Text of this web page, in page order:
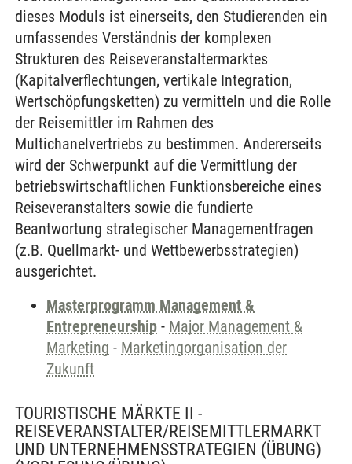
dieses Moduls ist einerseits, den Studierenden ein
umfassendes Verständnis der komplexen
Strukturen des Reiseveranstaltermarktes
(Kapitalverflechtungen, vertikale Integration,
Wertschöpfungsketten) zu vermitteln und die Rolle
der Reisemittler im Rahmen des
Multichanelvertriebs zu bestimmen. Andererseits
wird der Schwerpunkt auf die Vermittlung der
betriebswirtschaftlichen Funktionsbereiche eines
Reiseveranstalters sowie die fundierte
Beantwortung strategischer Managementfragen
(z.B. Quellmarkt- und Wettbewerbsstrategien)
ausgerichtet.
Masterprogramm Management &
Entrepreneurship - Major Management &
Marketing - Marketingorganisation der
Zukunft
TOURISTISCHE MÄRKTE II -
REISEVERANSTALTER/REISEMITTLERMARKT
UND UNTERNEHMENSSTRATEGIEN (ÜBUNG)